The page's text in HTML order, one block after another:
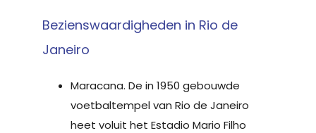
Bezienswaardigheden in Rio de
Janeiro
Maracana. De in 1950 gebouwde
voetbaltempel van Rio de Janeiro
heet voluit het Estadio Mario Filho